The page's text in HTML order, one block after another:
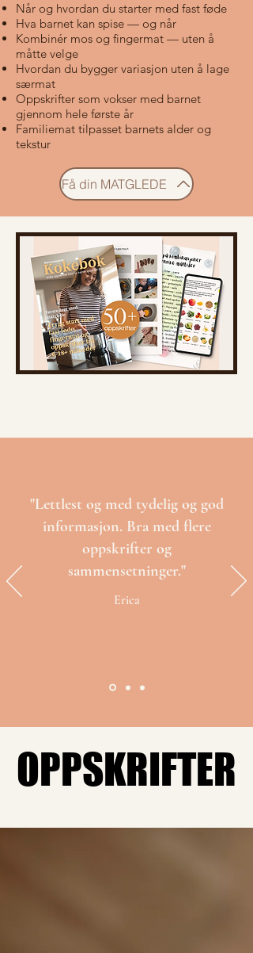
Når og hvordan du starter med fast føde
Hva barnet kan spise — og når
Kombinér mos og fingermat — uten å
måtte velge
Hvordan du bygger variasjon uten å lage
særmat
Oppskrifter som vokser med barnet
gjennom hele første år
Familiemat tilpasset barnets alder og
tekstur
Få din MATGLEDE
"Lettlest og med tydelig og god
informasjon. Bra med flere
oppskrifter og
sammensetninger."
Erica
OPPSKRIFTER
OPPSKRIFTER